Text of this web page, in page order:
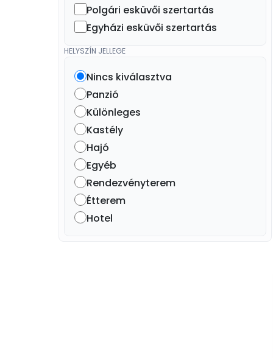
Polgári esküvői szertartás
Egyházi esküvői szertartás
HELYSZÍN JELLEGE
Nincs kiválasztva
Panzió
Különleges
Kastély
Hajó
Egyéb
Rendezvényterem
Étterem
Hotel